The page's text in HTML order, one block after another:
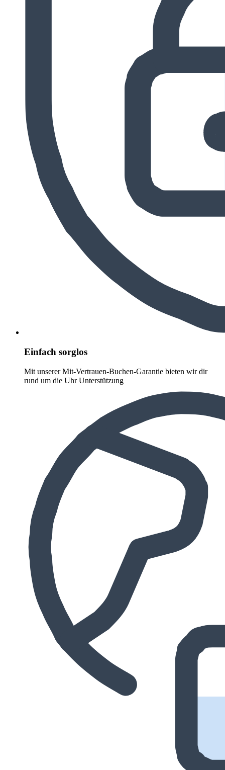
Einfach sorglos
Mit unserer Mit-Vertrauen-Buchen-Garantie bieten wir dir
rund um die Uhr Unterstützung